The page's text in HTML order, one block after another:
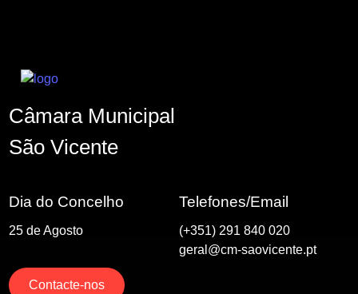
Câmara Municipal
São Vicente
Dia do Concelho
25 de Agosto
Contacte-nos
Telefones/Email
(+351) 291 840 020
geral@cm-saovicente.pt